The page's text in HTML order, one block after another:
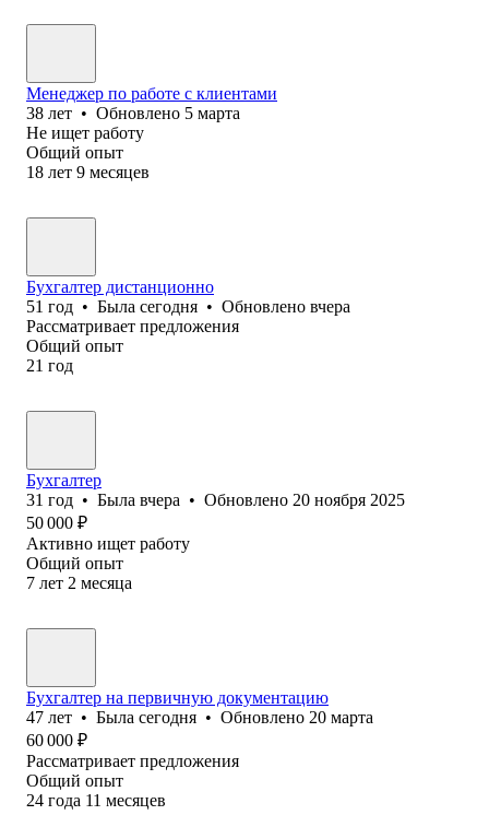
Менеджер по работе с клиентами
38 лет • Обновлено 5 марта
Не ищет работу
Общий опыт
18 лет 9 месяцев
Бухгалтер дистанционно
51 год • Была сегодня • Обновлено вчера
Рассматривает предложения
Общий опыт
21 год
Бухгалтер
31 год • Была вчера • Обновлено 20 ноября 2025
50 000 ₽
Активно ищет работу
Общий опыт
7 лет 2 месяца
Бухгалтер на первичную документацию
47 лет • Была сегодня • Обновлено 20 марта
60 000 ₽
Рассматривает предложения
Общий опыт
24 года 11 месяцев